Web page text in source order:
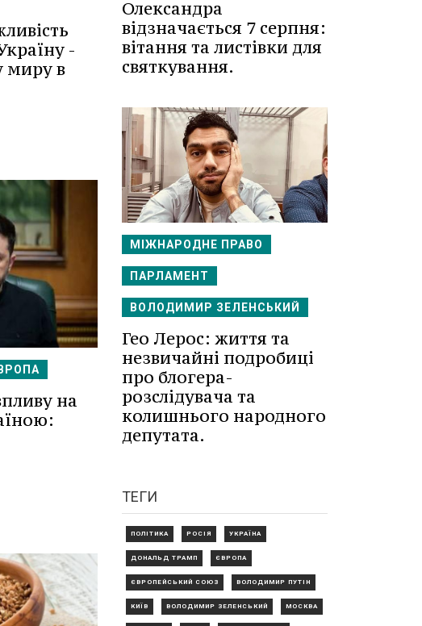
-
миру в
на
Олександра
відзначається 7 серпня:
вітання та листівки для
святкування.
МІЖНАРОДНЕ ПРАВО
ПАРЛАМЕНТ
ВОЛОДИМИР ЗЕЛЕНСЬКИЙ
Гео Лерос: життя та
незвичайні подробиці
про блогера-
розслідувача та
колишнього народного
депутата.
ТЕГИ
ПОЛІТИКА РОСІЯ УКРАЇНА
ДОНАЛЬД ТРАМП ЄВРОПА
ЄВРОПЕЙСЬКИЙ СОЮЗ ВОЛОДИМИР ПУТІН
КИЇВ ВОЛОДИМИР ЗЕЛЕНСЬКИЙ МОСКВА